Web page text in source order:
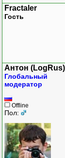
Fractaler
Гость
Антон (LogRus)
Глобальный
модератор
Offline
Пол: